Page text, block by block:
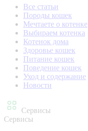
Все статьи
Породы кошек
Мечтаете о котенке
Выбираем котенка
Котенок дома
Здоровье кошек
Питание кошек
Поведение кошек
Уход и содержание
Новости
Сервисы
Сервисы